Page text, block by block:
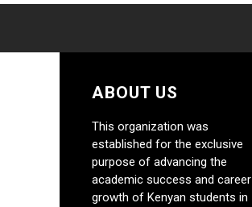
ABOUT US
This organization was
established for the exclusive
purpose of advancing the
academic success and career
growth of Kenyan students in